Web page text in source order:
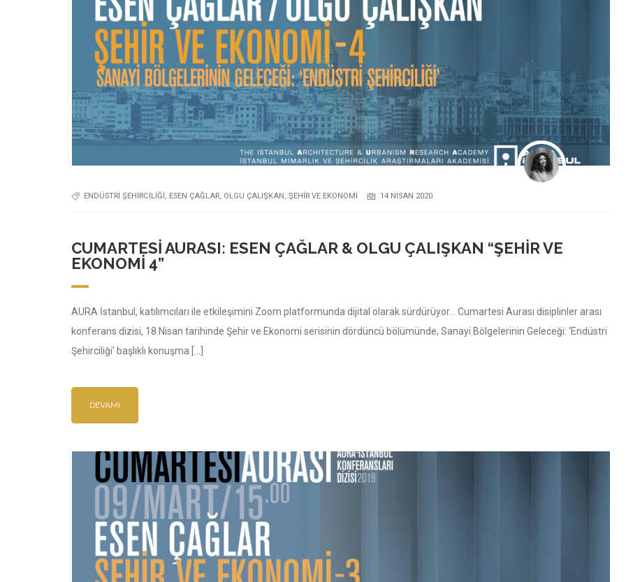
ENDÜSTRI ŞEHIRCILIĞI , ESEN ÇAĞLAR, OLGU ÇALIŞKAN , ŞEHIR VE EKONOMI 14 NISAN 2020
CUMARTESI AURASI: ESEN ÇAĞLAR & OLGU ÇALIŞKAN “ŞEHIR VE
EKONOMI 4”
AURA İstanbul, katılımcıları ile etkileşimini Zoom platformunda dijital olarak sürdürüyor… Cumartesi Aurası disiplinler arası
konferans dizisi, 18 Nisan tarihinde Şehir ve Ekonomi serisinin dördüncü bölümünde, Sanayi Bölgelerinin Geleceği: ‘Endüstri
Şehirciliği’ başlıklı konuşma […]
DEVAMI